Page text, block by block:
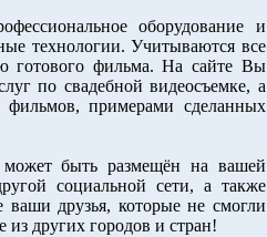
оборудование и
технологии. Учитываются все
готового фильма. На сайте Вы
по свадебной видеосъемке, а
примерами сделанных
быть размещён на вашей
социальной сети, а также
друзья, которые не смогли
других городов и стран!